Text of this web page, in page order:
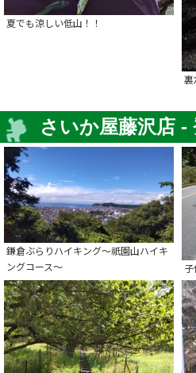
夏でも涼しい低山！！
裏
さいか屋藤沢店 -
鎌倉ぶらりハイキング～祇園山ハイキ
ングコース～